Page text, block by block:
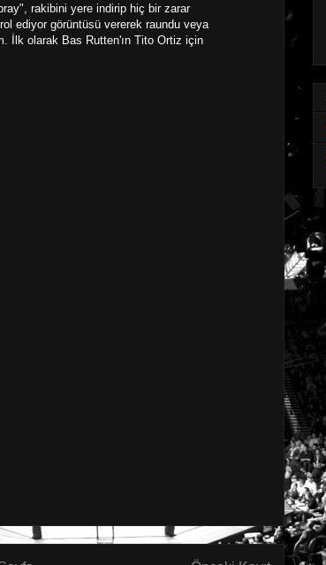
rakibini yere indirip hiç bir zarar
ediyor görüntüsü vererek raundu veya
İlk olarak Bas Rutten'ın Tito Ortiz için